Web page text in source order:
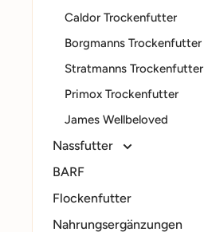
Caldor Trockenfutter
Borgmanns Trockenfutter
Stratmanns Trockenfutter
Primox Trockenfutter
James Wellbeloved
Nassfutter
BARF
Flockenfutter
Nahrungsergänzungen